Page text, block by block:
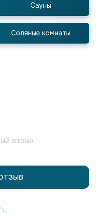
Сауны
Соляные комнаты
отзыв